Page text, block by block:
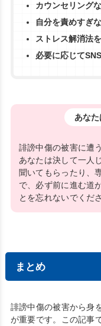
カウンセリング
自分を責めすぎ
ストレス解消法
必要に応じて
あな
誹謗中傷の被害に遭
あなたは決して一人
聞いてもらったり、
で、必ず前に進む道
とを忘れないでくだ
まとめ
誹謗中傷の被害から身
が重要です。この記事